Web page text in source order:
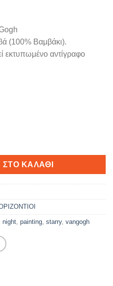
(100% Βαμβάκι).
εκτυπωμένο αντίγραφο
ΚΑΛΆΘΙ
night, painting, starry, vangogh